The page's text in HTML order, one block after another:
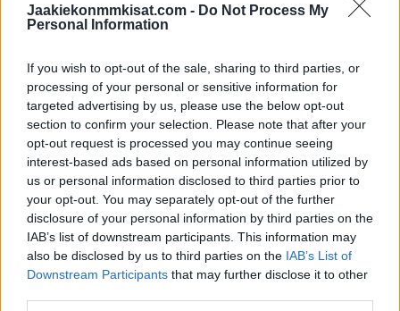
Jaakiekonmmkisat.com - Do Not Process My
Personal Information
If you wish to opt-out of the sale, sharing to third parties, or
processing of your personal or sensitive information for
targeted advertising by us, please use the below opt-out
section to confirm your selection. Please note that after your
opt-out request is processed you may continue seeing
interest-based ads based on personal information utilized by
us or personal information disclosed to third parties prior to
your opt-out. You may separately opt-out of the further
disclosure of your personal information by third parties on the
IAB’s list of downstream participants. This information may
also be disclosed by us to third parties on the IAB’s List of
Downstream Participants that may further disclose it to other
Jos video ei näy laitteellasi voit katsoa sen suoraan
Youtubesta .
Kaprizovin maali ei kuitenkaan siivittänyt Wildia voittoon,
vaan kyseinen osuma jäi joukkueen ainoaksi. Stars iski
taululle neljä maalia ja nappasi voiton lukemin 4-1
vierasjäällä.
Lue myös:Itävalta täysin aseeton Kanadan edessä – Connor
Bedard hurjasteli jälleen kuusi tehopistettä